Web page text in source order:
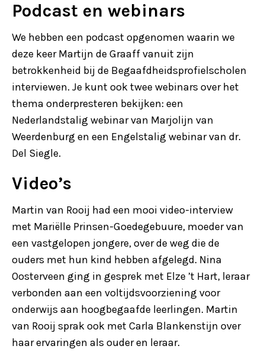
Podcast en webinars
We hebben een podcast opgenomen waarin we
deze keer Martijn de Graaff vanuit zijn
betrokkenheid bij de Begaafdheidsprofielscholen
interviewen. Je kunt ook twee webinars over het
thema onderpresteren bekijken: een
Nederlandstalig webinar van Marjolijn van
Weerdenburg en een Engelstalig webinar van dr.
Del Siegle.
Video’s
Martin van Rooij had een mooi video-interview
met Mariëlle Prinsen-Goedegebuure, moeder van
een vastgelopen jongere, over de weg die de
ouders met hun kind hebben afgelegd. Nina
Oosterveen ging in gesprek met Elze ’t Hart, leraar
verbonden aan een voltijdsvoorziening voor
onderwijs aan hoogbegaafde leerlingen. Martin
van Rooij sprak ook met Carla Blankenstijn over
haar ervaringen als ouder en leraar.